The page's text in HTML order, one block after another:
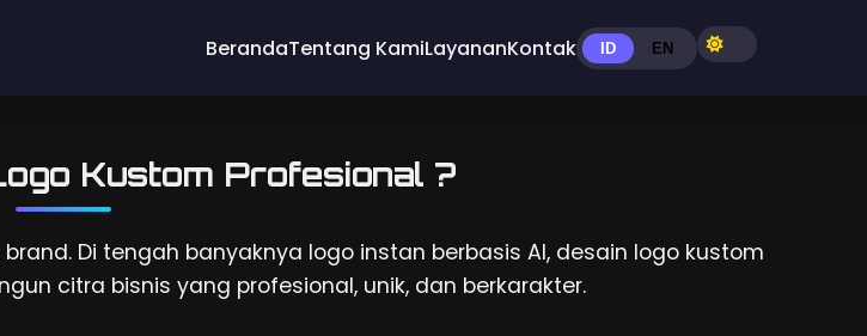
BerandaTentang KamiLayananKontak ID EN
Kustom Profesional ?
Di tengah banyaknya logo instan berbasis AI, desain logo kustom
citra bisnis yang profesional, unik, dan berkarakter.